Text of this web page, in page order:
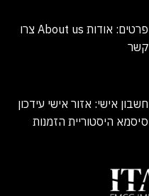
פרטים: אודות About us צרו
קשר
חשבון אישי: אזור אישי עידכון
סיסמא היסטוריית הזמנות